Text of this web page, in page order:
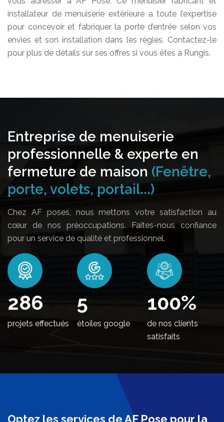
installateur de menuiserie extérieure a toute l’expertise
pour concevoir et fabriquer la porte d’entrée selon vos
envies et son installation dans les règles. Contactez-le
pour plus de détails sur ses offres si vous êtes à Rungis.
Entreprise de menuiserie
professionnelle & experte en
fermeture de maison (Fenêtre,
porte, volets, portail...)
Chez AF poses, nous mettons votre satisfaction au
cœur de nos préoccupations. Faites-nous confiance
pour un service de qualité et professionnel.
346
projets effectués
5
étoiles google
100%
de nos clients
satisfaits
Optez les services de AF Pose pour la